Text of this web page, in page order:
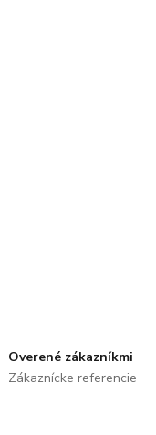
Overené zákazníkmi
Zákaznícke referencie